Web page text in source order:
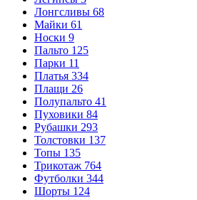
Лонгсливы 68
Майки 61
Носки 9
Пальто 125
Парки 11
Платья 334
Плащи 26
Полупальто 41
Пуховики 84
Рубашки 293
Толстовки 137
Топы 135
Трикотаж 764
Футболки 344
Шорты 124